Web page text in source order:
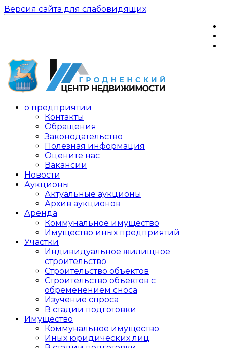
Версия сайта для слабовидящих
о предприятии
Контакты
Обращения
Законодательство
Полезная информация
Оцените нас
Вакансии
Новости
Аукционы
Актуальные аукционы
Архив аукционов
Аренда
Коммунальное имущество
Имущество иных предприятий
Участки
Индивидуальное жилищное
строительство
Строительство объектов
Cтроительство объектов с
обременением сноса
Изучение спроса
В стадии подготовки
Имущество
Коммунальное имущество
Иных юридических лиц